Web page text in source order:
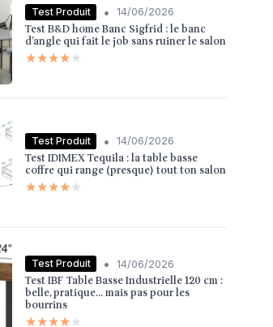
Test Produit • 14/06/2026
Test B&D home Banc Sigfrid : le banc
d’angle qui fait le job sans ruiner le salon
★★★★★
★★★★★
Test Produit • 14/06/2026
Test IDIMEX Tequila : la table basse
coffre qui range (presque) tout ton salon
★★★★★
★★★★★
Test Produit • 14/06/2026
Test IBF Table Basse Industrielle 120 cm :
belle, pratique… mais pas pour les
bourrins
★★★★★
★★★★★